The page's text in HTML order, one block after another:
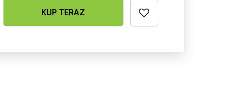
KUP TERAZ 